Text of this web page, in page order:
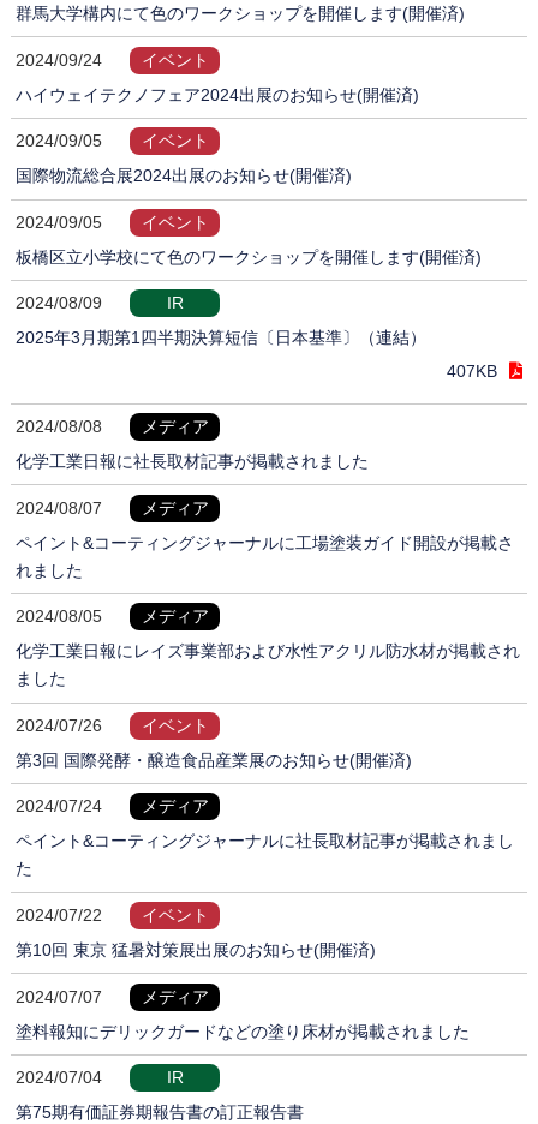
群馬大学構内にて色のワークショップを開催します(開催済)
2024/09/24
イベント
ハイウェイテクノフェア2024出展のお知らせ(開催済)
2024/09/05
イベント
国際物流総合展2024出展のお知らせ(開催済)
2024/09/05
イベント
板橋区立小学校にて色のワークショップを開催します(開催済)
2024/08/09
IR
2025年3月期第1四半期決算短信〔日本基準〕（連結）
407KB
2024/08/08
メディア
化学工業日報に社長取材記事が掲載されました
2024/08/07
メディア
ペイント&コーティングジャーナルに工場塗装ガイド開設が掲載さ
れました
2024/08/05
メディア
化学工業日報にレイズ事業部および水性アクリル防水材が掲載され
ました
2024/07/26
イベント
第3回 国際発酵・醸造食品産業展のお知らせ(開催済)
2024/07/24
メディア
ペイント&コーティングジャーナルに社長取材記事が掲載されまし
た
2024/07/22
イベント
第10回 東京 猛暑対策展出展のお知らせ(開催済)
2024/07/07
メディア
塗料報知にデリックガードなどの塗り床材が掲載されました
2024/07/04
IR
第75期有価証券期報告書の訂正報告書